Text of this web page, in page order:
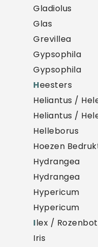
Gladiolus
Glas
Grevillea
Gypsophila
Gypsophila
Heesters
Heliantus /
Heliantus /
Helleborus
Hoezen
Hydrangea
Hydrangea
Hypericum
Hypericum
Ilex /
Iris